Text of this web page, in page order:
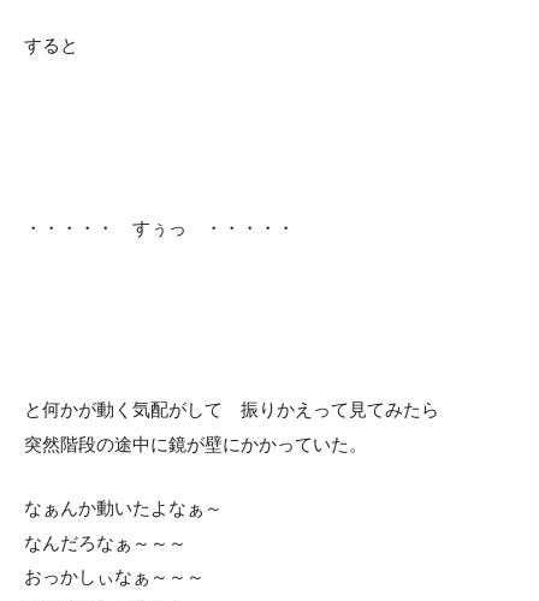
すると
・・・・・ すぅっ ・・・・・
と何かが動く気配がして 振りかえって見てみたら
突然階段の途中に鏡が壁にかかっていた。
なぁんか動いたよなぁ～
なんだろなぁ～～～
おっかしぃなぁ～～～